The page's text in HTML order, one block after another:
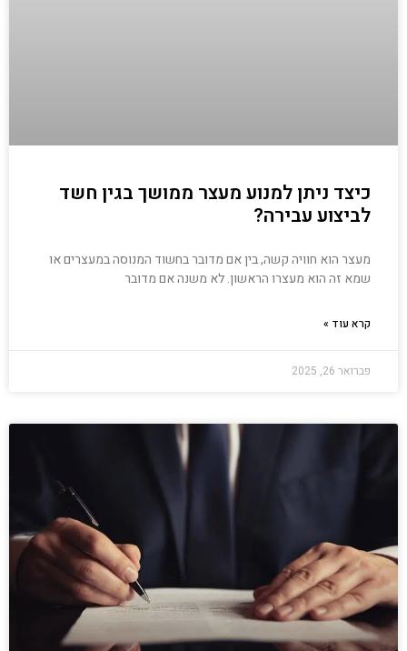
כיצד ניתן למנוע מעצר ממושך בגין חשד
לביצוע עבירה?
מעצר הוא חוויה קשה, בין אם מדובר בחשוד המנוסה במעצרים או
שמא זה הוא מעצרו הראשון. לא משנה אם מדובר
קרא עוד »
פברואר 26, 2025